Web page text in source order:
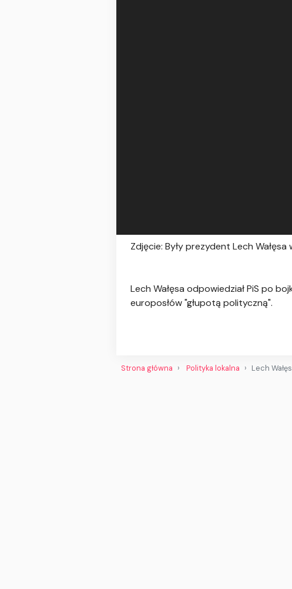
Zdjęcie: Były prezydent Lech
Lech Wałęsa odpowiedział PiS po
europosłów "głupotą polityczną".
Strona główna Polityka lokalna Lech